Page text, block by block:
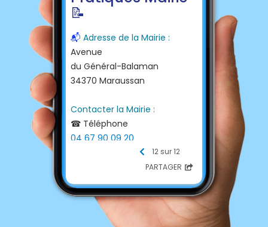
📝
📬 Adresse de la Mairie :
Avenue
du Général-Balaman
34370 Maraussan
Contacter la Mairie :
☎ Téléphone
04 67 90 09 20
contact@ville-maraussan.fr
💻 Site internet
https://maraussan.fr/fr
12 sur 12
PARTAGER